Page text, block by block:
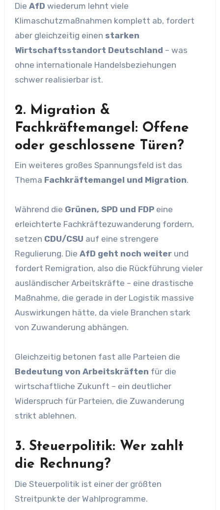
Die AfD wiederum lehnt viele
Klimaschutzmaßnahmen komplett ab, fordert
aber gleichzeitig einen starken
Wirtschaftsstandort Deutschland – was
ohne internationale Handelsbeziehungen
schwer realisierbar ist.
2. Migration &
Fachkräftemangel: Offene
oder geschlossene Türen?
Ein weiteres großes Spannungsfeld ist das
Thema Fachkräftemangel und Migration.
Während die Grünen, SPD und FDPeine
erleichterte Fachkräftezuwanderung fordern,
setzen CDU/CSU auf eine strengere
Regulierung. Die AfD geht noch weiterund
fordert Remigration, also die Rückführung vieler
ausländischer Arbeitskräfte – eine drastische
Maßnahme, die gerade in der Logistik massive
Auswirkungen hätte, da viele Branchen stark
von Zuwanderung abhängen.
Gleichzeitig betonen fast alle Parteien die
Bedeutung von Arbeitskräften für die
wirtschaftliche Zukunft – ein deutlicher
Widerspruch für Parteien, die Zuwanderung
strikt ablehnen.
3. Steuerpolitik: Wer zahlt
die Rechnung?
Die Steuerpolitik ist einer der größten
Streitpunkte der Wahlprogramme.